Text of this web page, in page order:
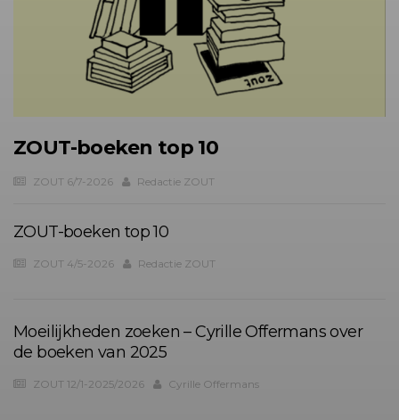
ZOUT-boeken top 10
ZOUT 6/7-2026 Redactie ZOUT
ZOUT-boeken top 10
ZOUT 4/5-2026 Redactie ZOUT
Moeilijkheden zoeken – Cyrille Offermans over
de boeken van 2025
ZOUT 12/1-2025/2026 Cyrille Offermans